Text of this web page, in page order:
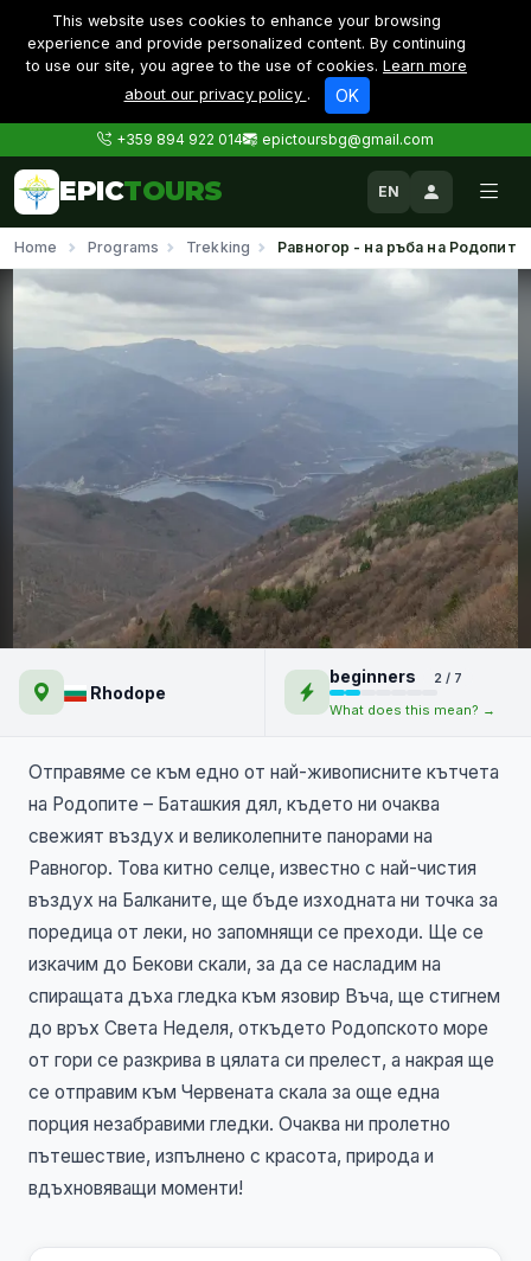
This website uses cookies to enhance your browsing
experience and provide personalized content. By continuing
to use our site, you agree to the use of cookies. Learn more
about our privacy policy . OK
+359 894 922 014 epictoursbg@gmail.com
EPICTOURS EN
Home Programs Trekking Равногор - на ръба на Родопите
Равногор - на ръба на
Родопите
Rhodope
beginners
2 / 7
What does this mean? →
Отправяме се към едно от най-живописните кътчета
на Родопите – Баташкия дял, където ни очаква
свежият въздух и великолепните панорами на
Равногор. Това китно селце, известно с най-чистия
въздух на Балканите, ще бъде изходната ни точка за
поредица от леки, но запомнящи се преходи. Ще се
изкачим до Бекови скали, за да се насладим на
спиращата дъха гледка към язовир Въча, ще стигнем
до връх Света Неделя, откъдето Родопското море
от гори се разкрива в цялата си прелест, а накрая ще
се отправим към Червената скала за още една
порция незабравими гледки. Очаква ни пролетно
пътешествие, изпълнено с красота, природа и
вдъхновяващи моменти!